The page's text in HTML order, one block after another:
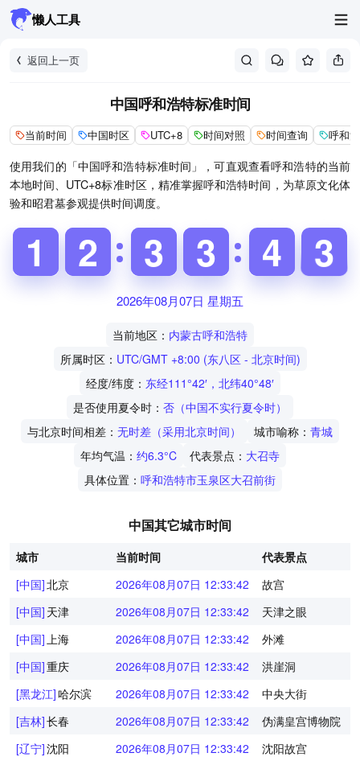
懒人工具
返回上一页
中国呼和浩特标准时间
当前时间 中国时区 UTC+8 时间对照 时间查询 呼和
使用我们的「中国呼和浩特标准时间」，可直观查看呼和浩特的当前
本地时间、UTC+8标准时区，精准掌握呼和浩特时间，为草原文化体
验和昭君墓参观提供时间调度。
1
1
1
1 1
1
2
2 2
2
3
3 2
2
3
3 3
4
4 3
3
4
2026年08月07日 星期五
当前地区： 内蒙古呼和浩特
所属时区： UTC/GMT +8:00 (东八区 - 北京时间)
经度/纬度： 东经111°42′，北纬40°48′
是否使用夏令时： 否（中国不实行夏令时）
与北京时间相差： 无时差（采用北京时间） 城市喻称： 青城
年均气温： 约6.3°C 代表景点： 大召寺
具体位置： 呼和浩特市玉泉区大召前街
中国其它城市时间
城市 当前时间
代表景点
[中国]北京 2026年08月07日 12:33:43
故宫
[中国] 天津 2026年08月07日 12:33:43
天津之眼
[中国]上海 2026年08月07日 12:33:43
外滩
[中国]重庆 2026年08月07日 12:33:43
洪崖洞
[黑龙江]哈尔滨 2026年08月07日 12:33:43
中央大街
[吉林]长春 2026年08月07日 12:33:43
伪满皇宫博物院
[辽宁]沈阳 2026年08月07日 12:33:43
沈阳故宫